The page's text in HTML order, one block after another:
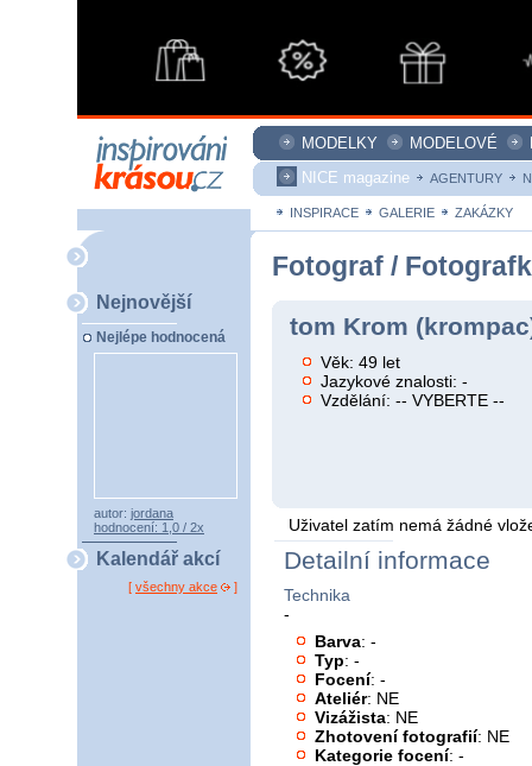
MODELKY MODELOVÉ
NICE magazine
AGENTURY
INSPIRACE GALERIE ZAKÁZKY
Nejnovější
Nejlépe hodnocená
autor: jordana
hodnocení: 1,0 / 2x
Kalendář akcí
[ všechny akce ]
Fotograf /
tom Krom
Věk: 49 let
Jazykové znalosti: -
Vzdělání: -- VYBERTE --
Uživatel zatím nemá žádné
Detailní informace
Technika
-
Barva: -
Typ: -
Focení: -
Ateliér: NE
Vizážista: NE
Zhotovení fotografií: NE
Kategorie focení: -